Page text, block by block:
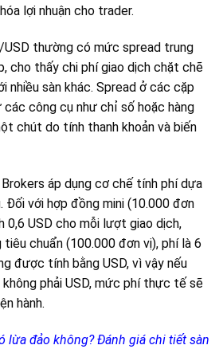
lợi nhuận cho trader.
USD thường có mức spread trung
cho thấy chi phí giao dịch chặt chẽ
nhiều sàn khác. Spread ở các cặp
công cụ như chỉ số hoặc hàng
chút do tính thanh khoản và biến
Brokers áp dụng cơ chế tính phí dựa
Đối với hợp đồng mini (10.000 đơn
0,6 USD cho mỗi lượt giao dịch,
chuẩn (100.000 đơn vị), phí là 6
được tính bằng USD, vì vậy nếu
phải USD, mức phí thực tế sẽ
hành.
lừa đảo không? Đánh giá chi tiết sàn